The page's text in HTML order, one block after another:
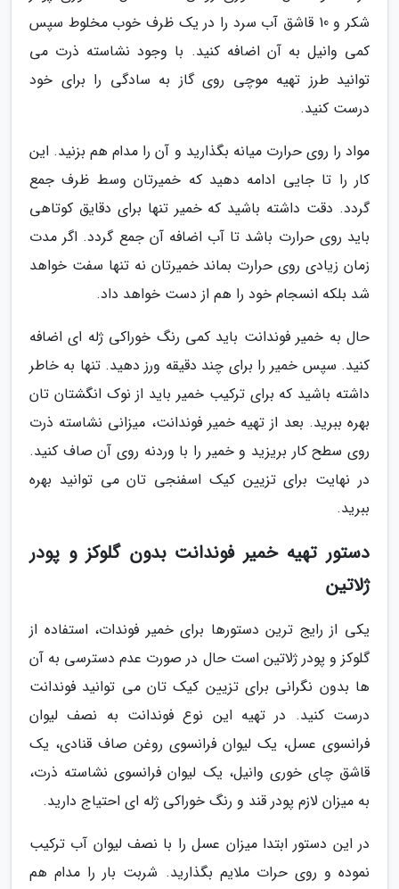
شکر و 10 قاشق آب سرد را در یک ظرف خوب مخلوط سپس
کمی وانیل به آن اضافه کنید. با وجود نشاسته ذرت می
توانید طرز تهیه موچی روی گاز به سادگی را برای خود
درست کنید.
مواد را روی حرارت میانه بگذارید و آن را مدام هم بزنید. این
کار را تا جایی ادامه دهید که خمیرتان وسط ظرف جمع
گردد. دقت داشته باشید که خمیر تنها برای دقایق کوتاهی
باید روی حرارت باشد تا آب اضافه آن جمع گردد. اگر مدت
زمان زیادی روی حرارت بماند خمیرتان نه تنها سفت خواهد
شد بلکه انسجام خود را هم از دست خواهد داد.
حال به خمیر فوندانت باید کمی رنگ خوراکی ژله ای اضافه
کنید. سپس خمیر را برای چند دقیقه ورز دهید. تنها به خاطر
داشته باشید که برای ترکیب خمیر باید از نوک انگشتان تان
بهره ببرید. بعد از تهیه خمیر فوندانت، میزانی نشاسته ذرت
روی سطح کار بریزید و خمیر را با وردنه روی آن صاف کنید.
در نهایت برای تزیین کیک اسفنجی تان می توانید بهره
ببرید.
دستور تهیه خمیر فوندانت بدون گلوکز و پودر
ژلاتین
یکی از رایج ترین دستورها برای خمیر فوندات، استفاده از
گلوکز و پودر ژلاتین است حال در صورت عدم دسترسی به آن
ها بدون نگرانی برای تزیین کیک تان می توانید فوندانت
درست کنید. در تهیه این نوع فوندانت به نصف لیوان
فرانسوی عسل، یک لیوان فرانسوی روغن صاف قنادی، یک
قاشق چای خوری وانیل، یک لیوان فرانسوی نشاسته ذرت،
به میزان لازم پودر قند و رنگ خوراکی ژله ای احتیاج دارید.
در این دستور ابتدا میزان عسل را با نصف لیوان آب ترکیب
نموده و روی حرات ملایم بگذارید. شربت بار را مدام هم